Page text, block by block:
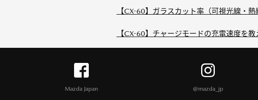
【CX-60】ガラスカット率（可視光線・
【CX-60】チャージモードの充電速度を教
Mazda Japan @mazda_jp